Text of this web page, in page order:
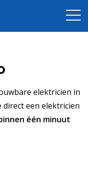
elektricien in
direct een elektricien
één minuut